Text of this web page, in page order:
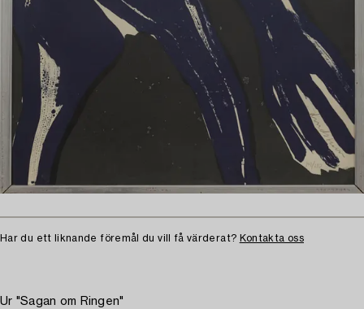
Har du ett liknande föremål du vill få värderat? Kontakta oss
Ur "Sagan om Ringen"